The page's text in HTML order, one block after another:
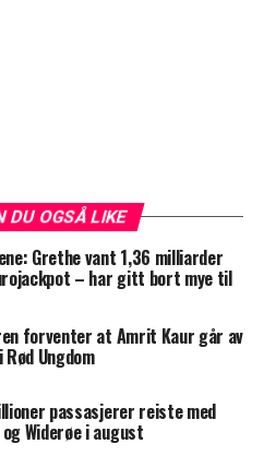
DU OGSÅ LIKE
Grethe vant 1,36 milliarder
– har gitt bort mye til
forventer at Amrit Kaur går av
Ungdom
passasjerer reiste med
Widerøe i august